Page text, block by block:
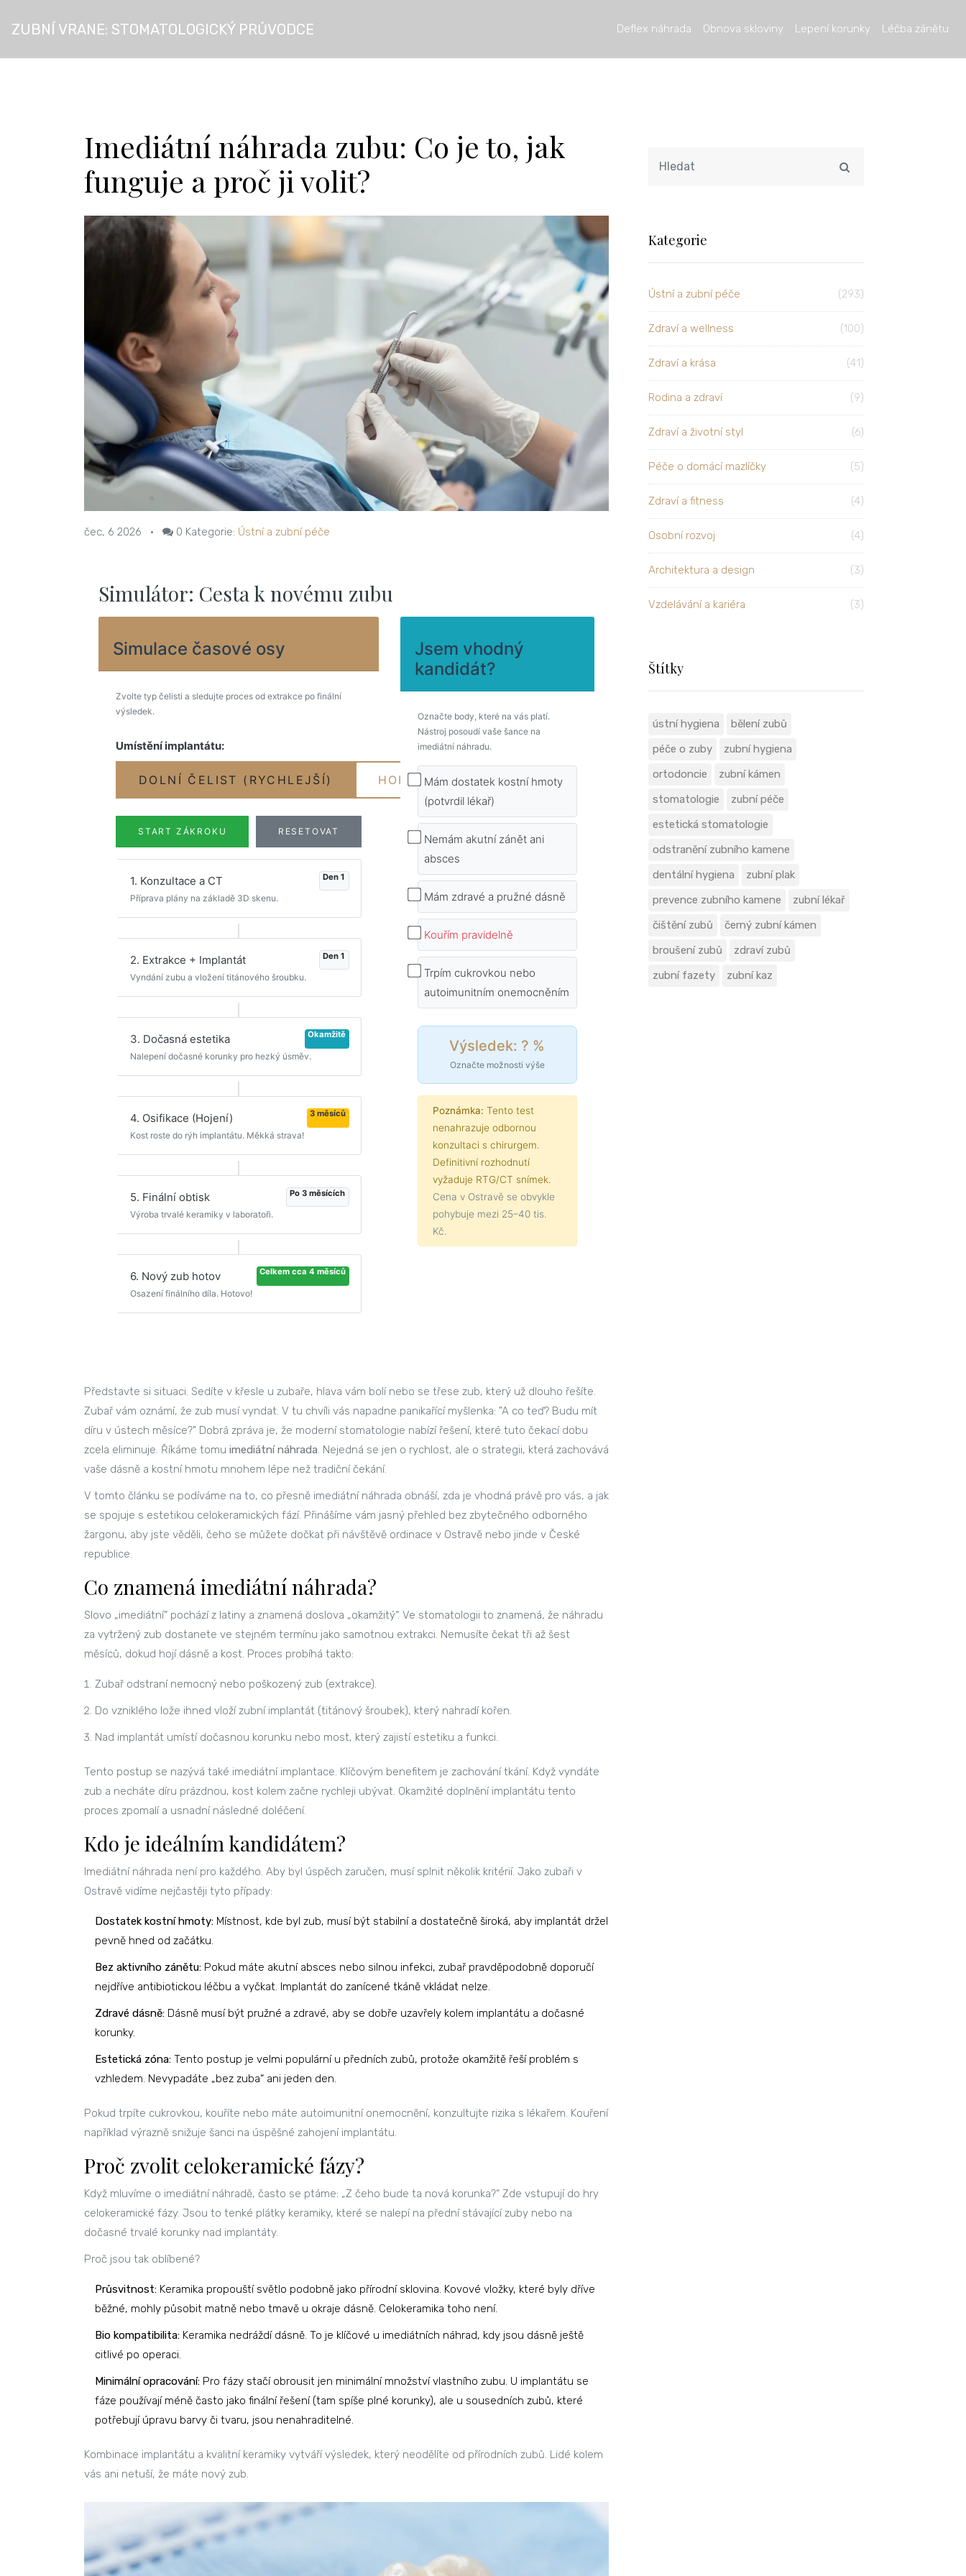
ZUBNÍ VRANE: STOMATOLOGICKÝ PRŮVODCE Deflex náhrada Obnova skloviny Lepení korunky Léčba zánětu
Imediátní náhrada zubu: Co je to, jak
funguje a proč ji volit?
čec, 6 2026 • 0 Kategorie: Ústní a zubní péče
Simulátor: Cesta k novému zubu
Simulace časové osy
Zvolte typ čelisti a sledujte proces od extrakce po finální
výsledek.
Umístění implantátu:
DOLNÍ ČELIST (RYCHLEJŠÍ) HORNÍ ČELIST (STANDARD)
START ZÁKROKU RESETOVAT
1. Konzultace a CT Den 1
Příprava plány na základě 3D skenu.
2. Extrakce + Implantát Den 1
Vyndání zubu a vložení titánového šroubku.
3. Dočasná estetika Okamžitě
Nalepení dočasné korunky pro hezký úsměv.
4. Osifikace (Hojení) 3 měsíců
Kost roste do rýh implantátu. Měkká strava!
5. Finální obtisk Po 3 měsících
Výroba trvalé keramiky v laboratoři.
6. Nový zub hotov Celkem cca 4 měsíců
Osazení finálního díla. Hotovo!
Jsem vhodný
kandidát?
Označte body, které na vás platí.
Nástroj posoudí vaše šance na
imediátní náhradu.
Mám dostatek kostní hmoty
(potvrdil lékař)
Nemám akutní zánět ani
absces
Mám zdravé a pružné dásně
Kouřím pravidelně
Trpím cukrovkou nebo
autoimunitním onemocněním
Výsledek: ? %
Označte možnosti výše
Poznámka: Tento test
nenahrazuje odbornou
konzultaci s chirurgem.
Definitivní rozhodnutí
vyžaduje RTG/CT snímek.
Cena v Ostravě se obvykle
pohybuje mezi 25–40 tis.
Kč.
Představte si situaci. Sedíte v křesle u zubaře, hlava vám bolí nebo se třese zub, který už dlouho řešíte.
Zubař vám oznámí, že zub musí vyndat. V tu chvíli vás napadne panikařící myšlenka: "A co teď? Budu mít
díru v ústech měsíce?" Dobrá zpráva je, že moderní stomatologie nabízí řešení, které tuto čekací dobu
zcela eliminuje. Říkáme tomu imediátní náhrada. Nejedná se jen o rychlost, ale o strategii, která zachovává
vaše dásně a kostní hmotu mnohem lépe než tradiční čekání.
V tomto článku se podíváme na to, co přesně imediátní náhrada obnáší, zda je vhodná právě pro vás, a jak
se spojuje s estetikou celokeramických fází. Přinášíme vám jasný přehled bez zbytečného odborného
žargonu, aby jste věděli, čeho se můžete dočkat při návštěvě ordinace v Ostravě nebo jinde v České
republice.
Co znamená imediátní náhrada?
Slovo „imediátní“ pochází z latiny a znamená doslova „okamžitý“. Ve stomatologii to znamená, že náhradu
za vytržený zub dostanete ve stejném termínu jako samotnou extrakci. Nemusíte čekat tři až šest
měsíců, dokud hojí dásně a kost. Proces probíhá takto:
Zubař odstraní nemocný nebo poškozený zub (extrakce).
Do vzniklého lože ihned vloží zubní implantát (titánový šroubek), který nahradí kořen.
Nad implantát umístí dočasnou korunku nebo most, který zajistí estetiku a funkci.
Tento postup se nazývá také imediátní implantace. Klíčovým benefitem je zachování tkání. Když vyndáte
zub a necháte díru prázdnou, kost kolem začne rychleji ubývat. Okamžité doplnění implantátu tento
proces zpomalí a usnadní následné doléčení.
Kdo je ideálním kandidátem?
Imediátní náhrada není pro každého. Aby byl úspěch zaručen, musí splnit několik kritérií. Jako zubaři v
Ostravě vidíme nejčastěji tyto případy:
Dostatek kostní hmoty: Místnost, kde byl zub, musí být stabilní a dostatečně široká, aby implantát držel
pevně hned od začátku.
Bez aktivního zánětu: Pokud máte akutní absces nebo silnou infekci, zubař pravděpodobně doporučí
nejdříve antibiotickou léčbu a vyčkat. Implantát do zanícené tkáně vkládat nelze.
Zdravé dásně: Dásně musí být pružné a zdravé, aby se dobře uzavřely kolem implantátu a dočasné
korunky.
Estetická zóna: Tento postup je velmi populární u předních zubů, protože okamžitě řeší problém s
vzhledem. Nevypadáte „bez zuba“ ani jeden den.
Pokud trpíte cukrovkou, kouříte nebo máte autoimunitní onemocnění, konzultujte rizika s lékařem. Kouření
například výrazně snižuje šanci na úspěšné zahojení implantátu.
Proč zvolit celokeramické fázy?
Když mluvíme o imediátní náhradě, často se ptáme: „Z čeho bude ta nová korunka?“ Zde vstupují do hry
celokeramické fázy. Jsou to tenké plátky keramiky, které se nalepí na přední stávající zuby nebo na
dočasné trvalé korunky nad implantáty.
Proč jsou tak oblíbené?
Průsvitnost: Keramika propouští světlo podobně jako přírodní sklovina. Kovové vložky, které byly dříve
běžné, mohly působit matně nebo tmavě u okraje dásně. Celokeramika toho není.
Bio kompatibilita: Keramika nedráždí dásně. To je klíčové u imediátních náhrad, kdy jsou dásně ještě
citlivé po operaci.
Minimální opracování: Pro fázy stačí obrousit jen minimální množství vlastního zubu. U implantátu se
fáze používají méně často jako finální řešení (tam spíše plné korunky), ale u sousedních zubů, které
potřebují úpravu barvy či tvaru, jsou nenahraditelné.
Kombinace implantátu a kvalitní keramiky vytváří výsledek, který neodělíte od přírodních zubů. Lidé kolem
vás ani netuší, že máte nový zub.
Kategorie
Ústní a zubní péče (293)
Zdraví a wellness (100)
Zdraví a krása (41)
Rodina a zdraví (9)
Zdraví a životní styl (6)
Péče o domácí mazlíčky (5)
Zdraví a fitness (4)
Osobní rozvoj (4)
Architektura a design (3)
Vzdelávání a kariéra (3)
Štítky
ústní hygiena
bělení zubů
péče o zuby
zubní hygiena
ortodoncie
zubní kámen
stomatologie
zubní péče
estetická stomatologie
odstranění zubního kamene
dentální hygiena
zubní plak
prevence zubního kamene
zubní lékař
čištění zubů
černý zubní kámen
broušení zubů
zdraví zubů
zubní fazety
zubní kaz